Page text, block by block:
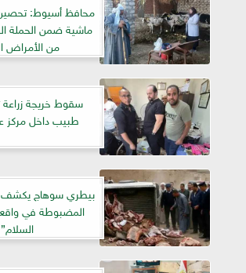
ماشية ضمن الحملة
من الأمراض
سقوط خريجة
طبيب داخل مركز
بيطري سوهاج يكشف
المضبوطة في
السلام”